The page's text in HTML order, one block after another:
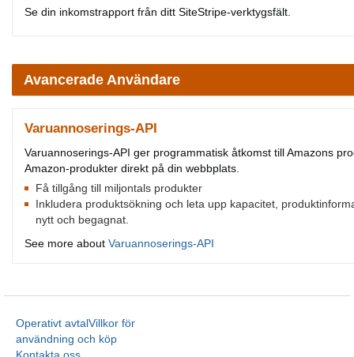
Se din inkomstrapport från ditt SiteStripe-verktygsfält.
Avancerade Användare
Varuannoserings-API
Varuannoserings-API ger programmatisk åtkomst till Amazons
Amazon-produkter direkt på din webbplats.
Få tillgång till miljontals produkter
Inkludera produktsökning och leta upp kapacitet,
nytt och begagnat.
See more about Varuannoserings-API
Operativt avtalVillkor för
användning och köp